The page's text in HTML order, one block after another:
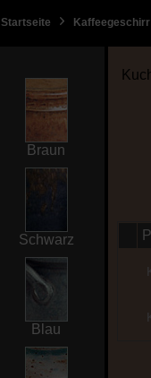
Startseite Kaffeegeschirr
Braun
Schwarz
Blau